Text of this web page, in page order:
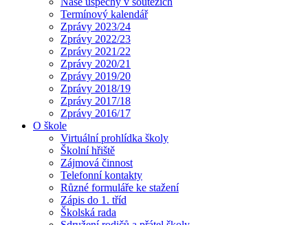
Termínový kalendář
Zprávy 2023/24
Zprávy 2022/23
Zprávy 2021/22
Zprávy 2020/21
Zprávy 2019/20
Zprávy 2018/19
Zprávy 2017/18
Zprávy 2016/17
O škole
Virtuální prohlídka školy
Školní hřiště
Zájmová činnost
Telefonní kontakty
Různé formuláře ke stažení
Zápis do 1. tříd
Školská rada